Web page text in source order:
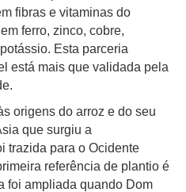
fibras e vitaminas do
ferro, zinco, cobre,
Esta parceria
está mais que validada pela
origens do arroz e do seu
que surgiu a
trazida para o Ocidente
referência de plantio é
foi ampliada quando Dom